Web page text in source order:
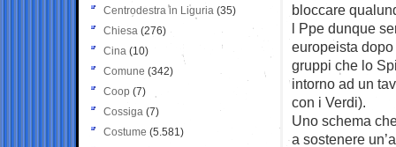
bloccare
l Ppe dunque
europeista
gruppi che lo
intorno ad un
con i Verdi).
Uno schema
a sostenere
Centrodestra in Liguria (35)
Chiesa (276)
Cina (10)
Comune (342)
Coop (7)
Cossiga (7)
Costume (5.581)